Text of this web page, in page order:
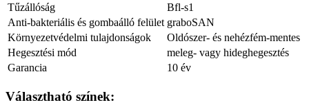
Tűzállóság
Bfl-s1
Anti-bakteriális és gombaálló felület graboSAN
Környezetvédelmi tulajdonságok
Oldószer- és nehézfém-mentes
Hegesztési mód
meleg- vagy hideghegesztés
Garancia
10 év
Választható színek: